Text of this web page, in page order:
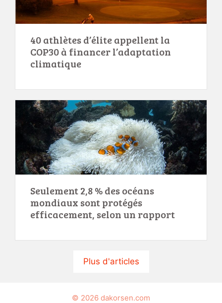
40 athlètes d’élite appellent la
COP30 à financer l’adaptation
climatique
Seulement 2,8 % des océans
mondiaux sont protégés
efficacement, selon un rapport
Plus d'articles
© 2026 dakorsen.com